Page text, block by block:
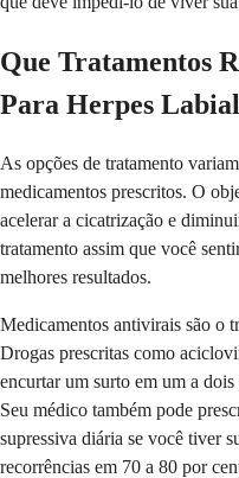
Que Tratamentos
Para Herpes
As opções de tratamento
medicamentos prescritos. O
acelerar a cicatrização e
tratamento assim que você
melhores resultados.
Medicamentos antivirais são o
Drogas prescritas como
encurtar um surto em um a
Seu médico também pode
supressiva diária se você tiver
recorrências em 70 a 80 por